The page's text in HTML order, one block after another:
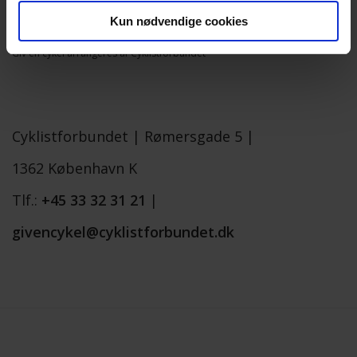
Kun nødvendige cookies
Giv en cykel arrangeres af Cyklistforbundet
Cyklistforbundet | Rømersgade 5 |
1362 København K
Tlf.: +45 33 32 31 21 |
givencykel@cyklistforbundet.dk